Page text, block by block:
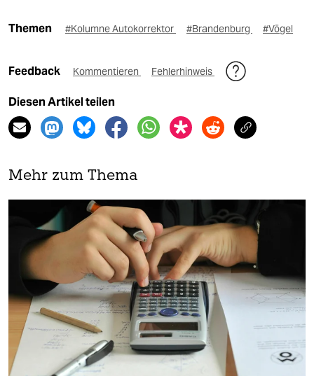
Themen #Kolumne Autokorrektor #Brandenburg #Vögel
Feedback Kommentieren Fehlerhinweis
Diesen Artikel teilen
Mehr zum Thema